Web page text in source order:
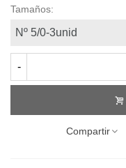
Tamaños:
-
Compartir